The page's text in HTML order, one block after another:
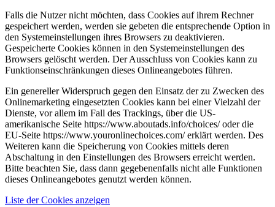
Falls die Nutzer nicht möchten, dass Cookies auf ihrem Rechner
gespeichert werden, werden sie gebeten die entsprechende Option in
den Systemeinstellungen ihres Browsers zu deaktivieren.
Gespeicherte Cookies können in den Systemeinstellungen des
Browsers gelöscht werden. Der Ausschluss von Cookies kann zu
Funktionseinschränkungen dieses Onlineangebotes führen.
Ein genereller Widerspruch gegen den Einsatz der zu Zwecken des
Onlinemarketing eingesetzten Cookies kann bei einer Vielzahl der
Dienste, vor allem im Fall des Trackings, über die US-
amerikanische Seite https://www.aboutads.info/choices/ oder die
EU-Seite https://www.youronlinechoices.com/ erklärt werden. Des
Weiteren kann die Speicherung von Cookies mittels deren
Abschaltung in den Einstellungen des Browsers erreicht werden.
Bitte beachten Sie, dass dann gegebenenfalls nicht alle Funktionen
dieses Onlineangebotes genutzt werden können.
Liste der Cookies anzeigen